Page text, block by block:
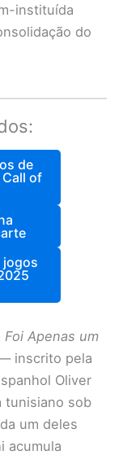
instituída
do
de
of
jogos
Foi Apenas um
inscrito pela
Oliver
tunisiano sob
um deles
acumula